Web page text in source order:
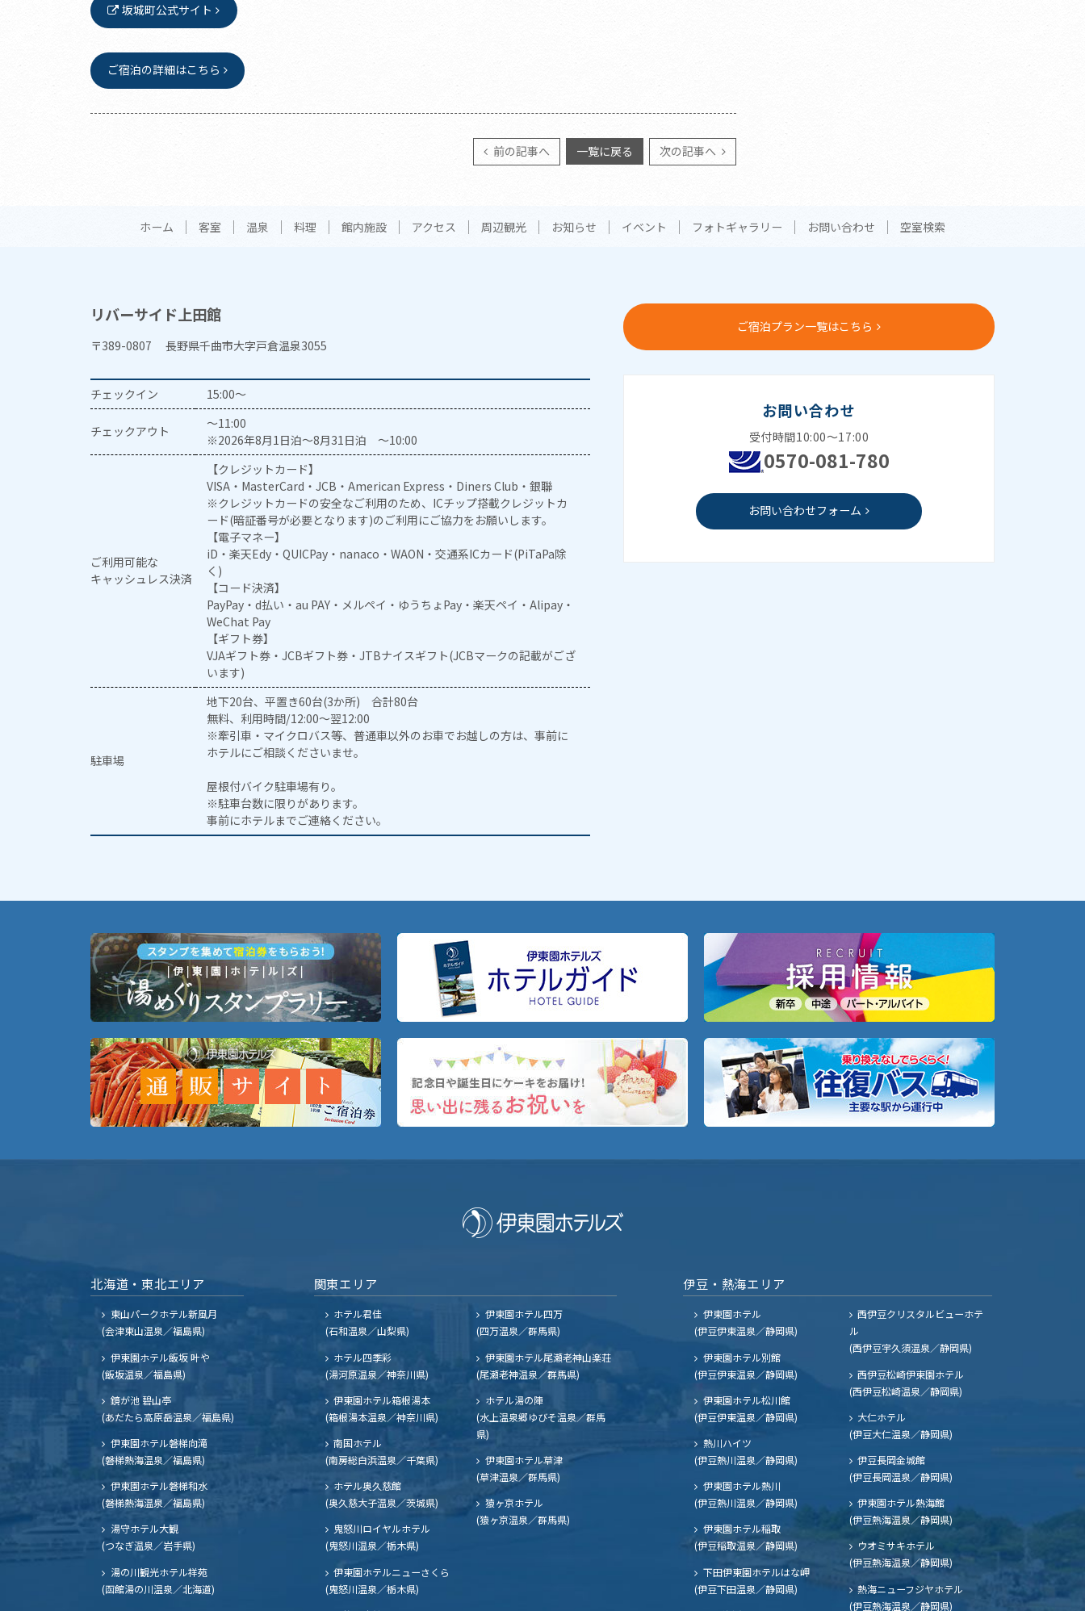
坂城町公式サイト
ご宿泊の詳細はこちら
前の記事へ 一覧に戻る 次の記事へ
ホーム 客室 温泉 料理 館内施設 アクセス 周辺観光 お知らせ イベント フォトギャラリー お問い合わせ 空室検索
リバーサイド上田館
〒389-0807 長野県千曲市大字戸倉温泉3055
チェックイン 15:00～
チェックアウト
～11:00
※2026年8月1日泊～8月31日泊 ～10:00
ご利用可能な
キャッシュレス決済
【クレジットカード】
VISA・MasterCard・JCB・American Express・Diners Club・銀聯
※クレジットカードの安全なご利用のため、ICチップ搭載クレジットカ
ード(暗証番号が必要となります)のご利用にご協力をお願いします。
【電子マネー】
iD・楽天Edy・QUICPay・nanaco・WAON・交通系ICカード(PiTaPa除
く)
【コード決済】
PayPay・d払い・au PAY・メルペイ・ゆうちょPay・楽天ペイ・Alipay・
WeChat Pay
【ギフト券】
VJAギフト券・JCBギフト券・JTBナイスギフト(JCBマークの記載がござ
います)
駐車場
地下20台、平置き60台(3か所) 合計80台
無料、利用時間/12:00～翌12:00
※牽引車・マイクロバス等、普通車以外のお車でお越しの方は、事前に
ホテルにご相談くださいませ。
屋根付バイク駐車場有り。
※駐車台数に限りがあります。
事前にホテルまでご連絡ください。
ご宿泊プラン一覧はこちら
お問い合わせ
受付時間10:00～17:00
0570-081-780
お問い合わせフォーム
北海道・東北エリア
東山パークホテル新風月
(会津東山温泉／福島県)
伊東園ホテル飯坂 叶や
(飯坂温泉／福島県)
鏡が池 碧山亭
(あだたら高原岳温泉／福島県)
伊東園ホテル磐梯向滝
(磐梯熱海温泉／福島県)
伊東園ホテル磐梯和水
(磐梯熱海温泉／福島県)
湯守ホテル大観
(つなぎ温泉／岩手県)
湯の川観光ホテル祥苑
(函館湯の川温泉／北海道)
関東エリア
ホテル君佳
(石和温泉／山梨県)
ホテル四季彩
(湯河原温泉／神奈川県)
伊東園ホテル箱根湯本
(箱根湯本温泉／神奈川県)
南国ホテル
(南房総白浜温泉／千葉県)
ホテル奥久慈館
(奥久慈大子温泉／茨城県)
鬼怒川ロイヤルホテル
(鬼怒川温泉／栃木県)
伊東園ホテルニューさくら
(鬼怒川温泉／栃木県)
伊東園ホテル四万
(四万温泉／群馬県)
伊東園ホテル尾瀬老神山楽荘
(尾瀬老神温泉／群馬県)
ホテル湯の陣
(水上温泉郷ゆびそ温泉／群馬
県)
伊東園ホテル草津
(草津温泉／群馬県)
猿ヶ京ホテル
(猿ヶ京温泉／群馬県)
伊豆・熱海エリア
伊東園ホテル
(伊豆伊東温泉／静岡県)
伊東園ホテル別館
(伊豆伊東温泉／静岡県)
伊東園ホテル松川館
(伊豆伊東温泉／静岡県)
熱川ハイツ
(伊豆熱川温泉／静岡県)
伊東園ホテル熱川
(伊豆熱川温泉／静岡県)
伊東園ホテル稲取
(伊豆稲取温泉／静岡県)
下田伊東園ホテルはな岬
(伊豆下田温泉／静岡県)
西伊豆クリスタルビューホテ
ル
(西伊豆宇久須温泉／静岡県)
西伊豆松崎伊東園ホテル
(西伊豆松崎温泉／静岡県)
大仁ホテル
(伊豆大仁温泉／静岡県)
伊豆長岡金城館
(伊豆長岡温泉／静岡県)
伊東園ホテル熱海館
(伊豆熱海温泉／静岡県)
ウオミサキホテル
(伊豆熱海温泉／静岡県)
熱海ニューフジヤホテル
(伊豆熱海温泉／静岡県)